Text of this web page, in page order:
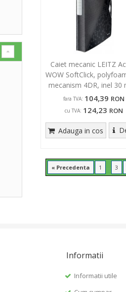
Caiet mecanic LEITZ
WOW SoftClick,
mecanism 4DR, inel 30
negru
fara TVA: 104,39 RON
cu TVA: 124,23 RON
Adauga in cos
« Precedenta 1 ... 3
Informatii
Informatii utile